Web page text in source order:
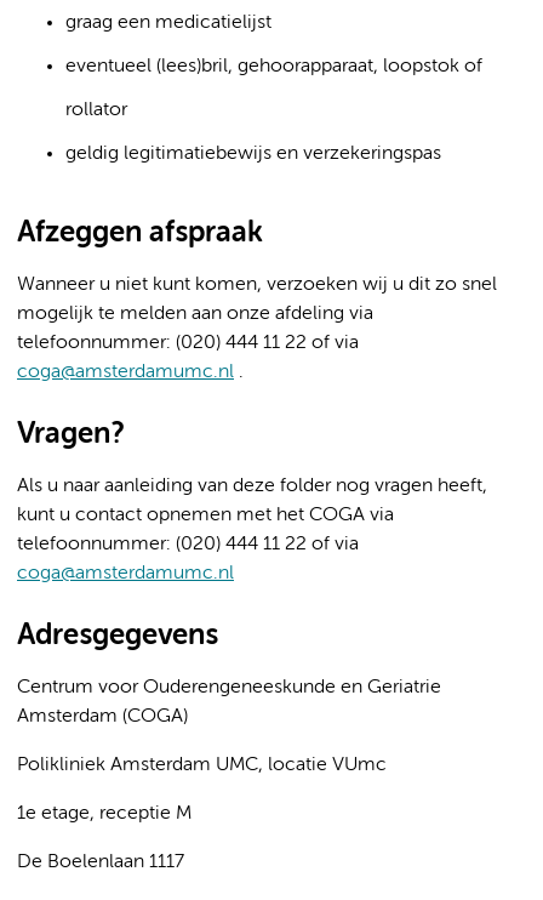
graag een medicatielijst
eventueel (lees)bril, gehoorapparaat, loopstok of
rollator
geldig legitimatiebewijs en verzekeringspas
Afzeggen afspraak
Wanneer u niet kunt komen, verzoeken wij u dit zo snel
mogelijk te melden aan onze afdeling via
telefoonnummer: (020) 444 11 22 of via
coga@amsterdamumc.nl .
Vragen?
Als u naar aanleiding van deze folder nog vragen heeft,
kunt u contact opnemen met het COGA via
telefoonnummer: (020) 444 11 22 of via
coga@amsterdamumc.nl
Adresgegevens
Centrum voor Ouderengeneeskunde en Geriatrie
Amsterdam (COGA)
Polikliniek Amsterdam UMC, locatie VUmc
1e etage, receptie M
De Boelenlaan 1117